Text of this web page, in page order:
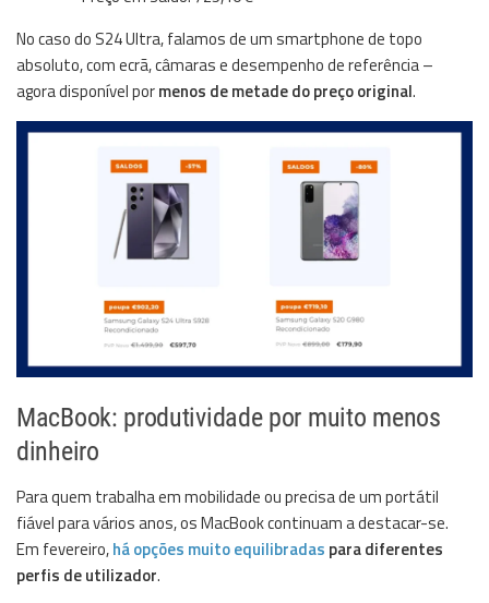
No caso do S24 Ultra, falamos de um smartphone de topo
absoluto, com ecrã, câmaras e desempenho de referência –
agora disponível pormenos de metade do preço original.
MacBook: produtividade por muito menos
dinheiro
Para quem trabalha em mobilidade ou precisa de um portátil
fiável para vários anos, os MacBook continuam a destacar-se.
Em fevereiro,há opções muito equilibradas para diferentes
perfis de utilizador.